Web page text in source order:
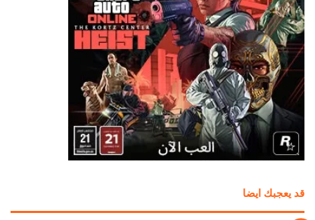
قد يعجبك ايضا